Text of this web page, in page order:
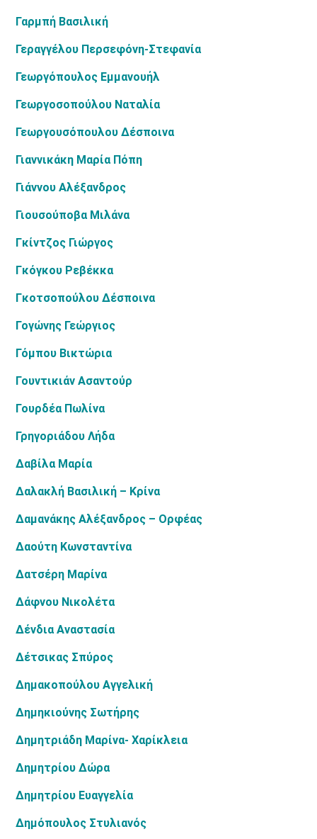
Γαρμπή Βασιλική
Γεραγγέλου Περσεφόνη-Στεφανία
Γεωργόπουλος Εμμανουήλ
Γεωργοσοπούλου Ναταλία
Γεωργουσόπουλου Δέσποινα
Γιαννικάκη Μαρία Πόπη
Γιάννου Αλέξανδρος
Γιουσούποβα Μιλάνα
Γκίντζος Γιώργος
Γκόγκου Ρεβέκκα
Γκοτσοπούλου Δέσποινα
Γογώνης Γεώργιος
Γόμπου Βικτώρια
Γουντικιάν Ασαντούρ
Γουρδέα Πωλίνα
Γρηγοριάδου Λήδα
Δαβίλα Μαρία
Δαλακλή Βασιλική – Κρίνα
Δαμανάκης Αλέξανδρος – Ορφέας
Δαούτη Κωνσταντίνα
Δατσέρη Μαρίνα
Δάφνου Νικολέτα
Δένδια Αναστασία
Δέτσικας Σπύρος
Δημακοπούλου Αγγελική
Δημηκιούνης Σωτήρης
Δημητριάδη Μαρίνα- Χαρίκλεια
Δημητρίου Δώρα
Δημητρίου Ευαγγελία
Δημόπουλος Στυλιανός